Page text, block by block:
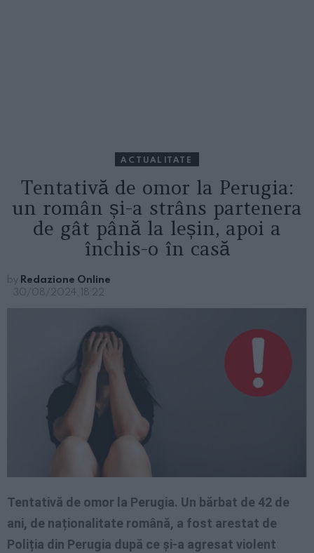
ACTUALITATE
Tentativă de omor la Perugia:
un român și-a strâns partenera
de gât până la leșin, apoi a
închis-o în casă
by Redazione Online
30/08/2024, 18:22
Tentativă de omor la Perugia. Un bărbat de 42 de
ani, de naționalitate română, a fost arestat de
Poliția din Perugia după ce și-a agresat violent